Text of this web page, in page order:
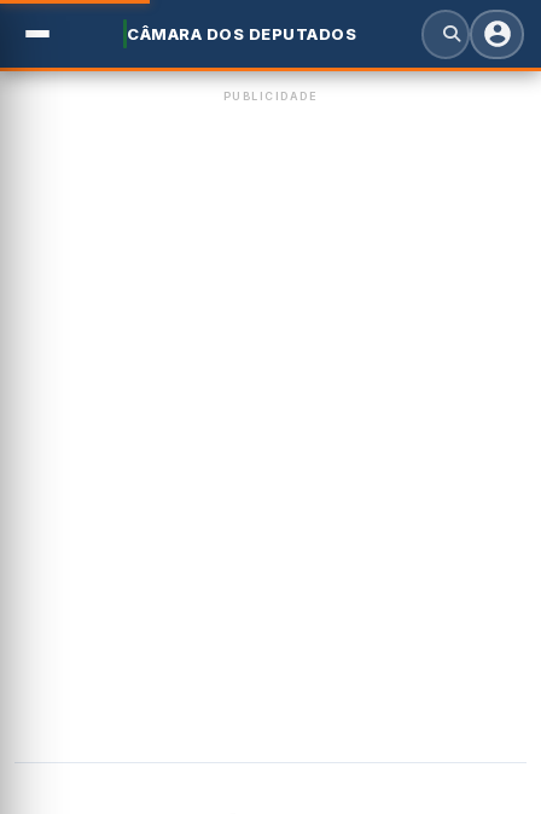
CÂMARA DOS DEPUTADOS
PUBLICIDADE